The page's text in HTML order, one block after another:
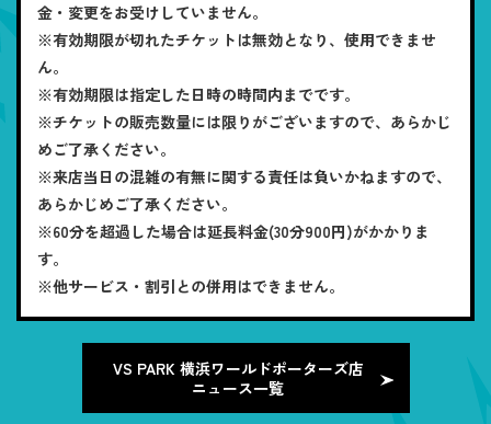
金・変更をお受けしていません。
※有効期限が切れたチケットは無効となり、使用できませ
ん。
※有効期限は指定した日時の時間内までです。
※チケットの販売数量には限りがございますので、あらかじ
めご了承ください。
※来店当日の混雑の有無に関する責任は負いかねますので、
あらかじめご了承ください。
※60分を超過した場合は延長料金(30分900円)がかかりま
す。
※他サービス・割引との併用はできません。
VS PARK 横浜ワールドポーターズ店
ニュース一覧